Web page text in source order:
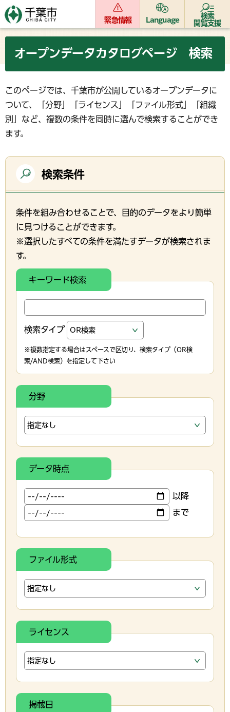
緊急情報 Language
検索
閲覧支援
オープンデータカタログページ 検索
このページでは、千葉市が公開しているオープンデータに
ついて、「分野」「ライセンス」「ファイル形式」「組織
別」など、複数の条件を同時に選んで検索することができ
ます。
検索条件
条件を組み合わせることで、目的のデータをより簡単
に見つけることができます。
※選択したすべての条件を満たすデータが検索されま
す。
キーワード検索
検索タイプ
※複数指定する場合はスペースで区切り、検索タイプ（OR検
索/AND検索）を指定して下さい
分野
データ時点
以降
まで
ファイル形式
ライセンス
掲載日